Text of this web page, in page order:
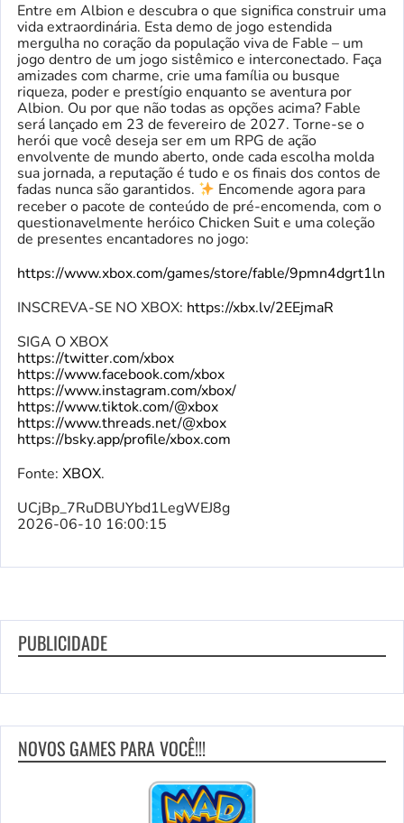
Entre em Albion e descubra o que significa construir uma
vida extraordinária. Esta demo de jogo estendida
mergulha no coração da população viva de Fable – um
jogo dentro de um jogo sistêmico e interconectado. Faça
amizades com charme, crie uma família ou busque
riqueza, poder e prestígio enquanto se aventura por
Albion. Ou por que não todas as opções acima? Fable
será lançado em 23 de fevereiro de 2027. Torne-se o
herói que você deseja ser em um RPG de ação
envolvente de mundo aberto, onde cada escolha molda
sua jornada, a reputação é tudo e os finais dos contos de
fadas nunca são garantidos.
Encomende agora para
receber o pacote de conteúdo de pré-encomenda, com o
questionavelmente heróico Chicken Suit e uma coleção
de presentes encantadores no jogo:
https://www.xbox.com/games/store/fable/9pmn4dgrt1ln
INSCREVA-SE NO XBOX: https://xbx.lv/2EEjmaR
SIGA O XBOX
https://twitter.com/xbox
https://www.facebook.com/xbox
https://www.instagram.com/xbox/
https://www.tiktok.com/@xbox
https://www.threads.net/@xbox
https://bsky.app/profile/xbox.com
Fonte: XBOX.
UCjBp_7RuDBUYbd1LegWEJ8g
2026-06-10 16:00:15
PUBLICIDADE
NOVOS GAMES PARA VOCÊ!!!